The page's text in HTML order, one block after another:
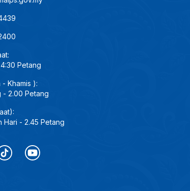
Petang
- Khamis ):
- 2.00 Petang
Hari - 2.45 Petang